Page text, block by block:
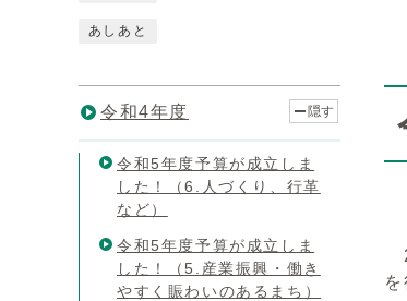
あしあと
を
令和4年度 隠す
令和5年度予算が成立しま
した！（6.人づくり、行革
など）
令和5年度予算が成立しま
した！（5.産業振興・働き
やすく賑わいのあるまち）